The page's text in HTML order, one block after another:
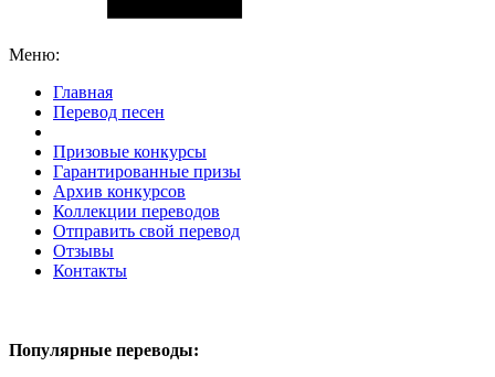
Меню:
Главная
Перевод песен
Призовые конкурсы
Гарантированные призы
Архив конкурсов
Коллекции переводов
Отправить свой перевод
Отзывы
Контакты
Популярные переводы: